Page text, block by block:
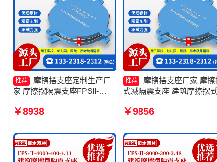
推荐
摩擦摆支座定制生产厂
家 摩擦摆隔震支座FPSII-
座FPSII-2000-300-3.48源头
3000-300-3.48源头工厂
￥8938
推荐
摩擦摆支座厂家 摩擦
式减隔震支座 建筑摩擦摆
支座厂家
￥9856